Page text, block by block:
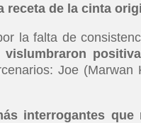
receta de la cinta
la falta de
Joe
interrogantes que